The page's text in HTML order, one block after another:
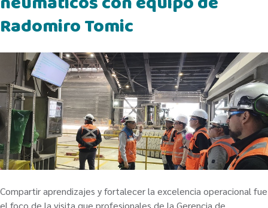
Radomiro Tomic
Compartir aprendizajes y fortalecer la excelencia operacional fue
el foco de la visita que profesionales de la Gerencia de